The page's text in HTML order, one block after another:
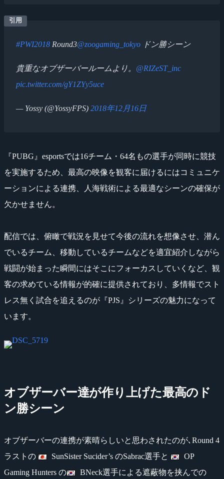
#PWI2018 Round3@zoogaming_tokyo ドン勝シーン
貴重なオブザーバールームより。 @RIZeST_inc
pic.twitter.com/gY1ZYy5uce
— Yossy (@YossyFPS) 2018年12月16日
『PUBG』esportsでは16チーム・64名もの選手が同時に競技
を実施するため、最高の映像を観客に届けるにはコミュニケ
ーションによる連携、人海戦術による最適なシーンの確保が
欠かせません。
配信では、俯瞰で戦況を見せて今後の流れを想像させ、潜ん
でいるチーム、移動しているチームなどを適宜紹介しながら
戦闘が始まった瞬間にはそこにフォーカスしていくなど、観
客の求めている情報が的確に提供されており、多情報でスト
レス無く試合を追えるのが『PJS』シリーズの魅力になって
います。
オブザーバー達が作り上げた最高のド
ン勝シーン
オブザーバーの連携が素晴らしいと思わされたのが､Round 4
ラストの
SunSister Sucider’s のSabrac選手と
OP
Gaming Hunters の
BNeck選手による遮蔽物を挟んでの